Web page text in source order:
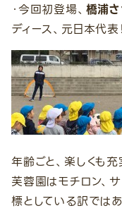
・今回初登場、 橋浦さ
ディース、元日本代表
年齢ごと、楽しくも
芙蓉園はモチロン、
標としている訳ではあ